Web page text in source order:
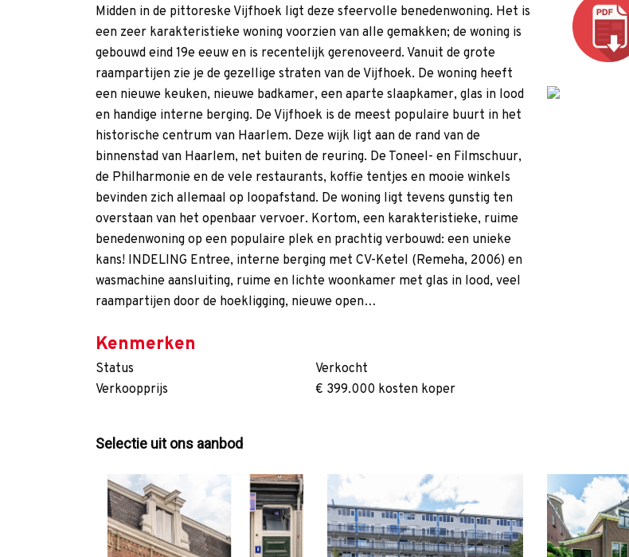
Midden in de pittoreske Vijfhoek ligt deze sfeervolle benedenwoning. Het is
een zeer karakteristieke woning voorzien van alle gemakken; de woning is
gebouwd eind 19e eeuw en is recentelijk gerenoveerd. Vanuit de grote
raampartijen zie je de gezellige straten van de Vijfhoek. De woning heeft
een nieuwe keuken, nieuwe badkamer, een aparte slaapkamer, glas in lood
en handige interne berging. De Vijfhoek is de meest populaire buurt in het
historische centrum van Haarlem. Deze wijk ligt aan de rand van de
binnenstad van Haarlem, net buiten de reuring. De Toneel- en Filmschuur,
de Philharmonie en de vele restaurants, koffie tentjes en mooie winkels
bevinden zich allemaal op loopafstand. De woning ligt tevens gunstig ten
overstaan van het openbaar vervoer. Kortom, een karakteristieke, ruime
benedenwoning op een populaire plek en prachtig verbouwd: een unieke
kans! INDELING Entree, interne berging met CV-Ketel (Remeha, 2006) en
wasmachine aansluiting, ruime en lichte woonkamer met glas in lood, veel
raampartijen door de hoekligging, nieuwe open…
Kenmerken
Status
Verkocht
Verkoopprijs
€ 399.000 kosten koper
Selectie uit ons aanbod